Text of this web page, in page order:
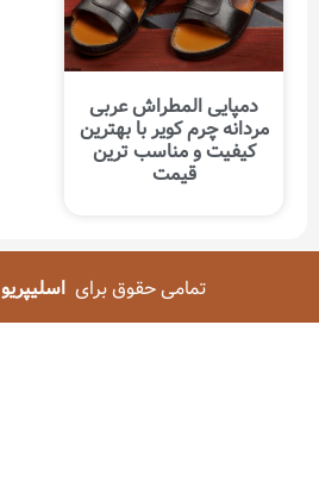
دمپایی المطراش عربی
مردانه چرم کویر با بهترین
کیفیت و مناسب ترین
قیمت
تمامی حقوق برایاسلیپریو